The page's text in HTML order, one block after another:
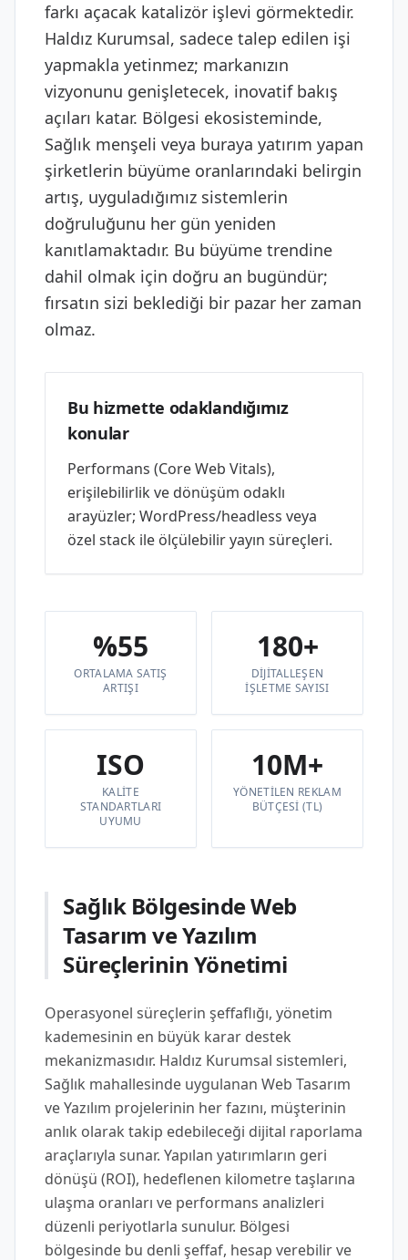
farkı açacak katalizör işlevi görmektedir.
Haldız Kurumsal, sadece talep edilen işi
yapmakla yetinmez; markanızın
vizyonunu genişletecek, inovatif bakış
açıları katar. Bölgesi ekosisteminde,
Sağlık menşeli veya buraya yatırım yapan
şirketlerin büyüme oranlarındaki belirgin
artış, uyguladığımız sistemlerin
doğruluğunu her gün yeniden
kanıtlamaktadır. Bu büyüme trendine
dahil olmak için doğru an bugündür;
fırsatın sizi beklediği bir pazar her zaman
olmaz.
Bu hizmette odaklandığımız
konular
Performans (Core Web Vitals),
erişilebilirlik ve dönüşüm odaklı
arayüzler; WordPress/headless veya
özel stack ile ölçülebilir yayın süreçleri.
%55
ORTALAMA SATIŞ
ARTIŞI
180+
DIJITALLEŞEN
IŞLETME SAYISI
ISO
KALITE
STANDARTLARI
UYUMU
10M+
YÖNETILEN REKLAM
BÜTÇESI (TL)
Sağlık Bölgesinde Web
Tasarım ve Yazılım
Süreçlerinin Yönetimi
Operasyonel süreçlerin şeffaflığı, yönetim
kademesinin en büyük karar destek
mekanizmasıdır. Haldız Kurumsal sistemleri,
Sağlık mahallesinde uygulanan Web Tasarım
ve Yazılım projelerinin her fazını, müşterinin
anlık olarak takip edebileceği dijital raporlama
araçlarıyla sunar. Yapılan yatırımların geri
dönüşü (ROI), hedeflenen kilometre taşlarına
ulaşma oranları ve performans analizleri
düzenli periyotlarla sunulur. Bölgesi
bölgesinde bu denli şeffaf, hesap verebilir ve